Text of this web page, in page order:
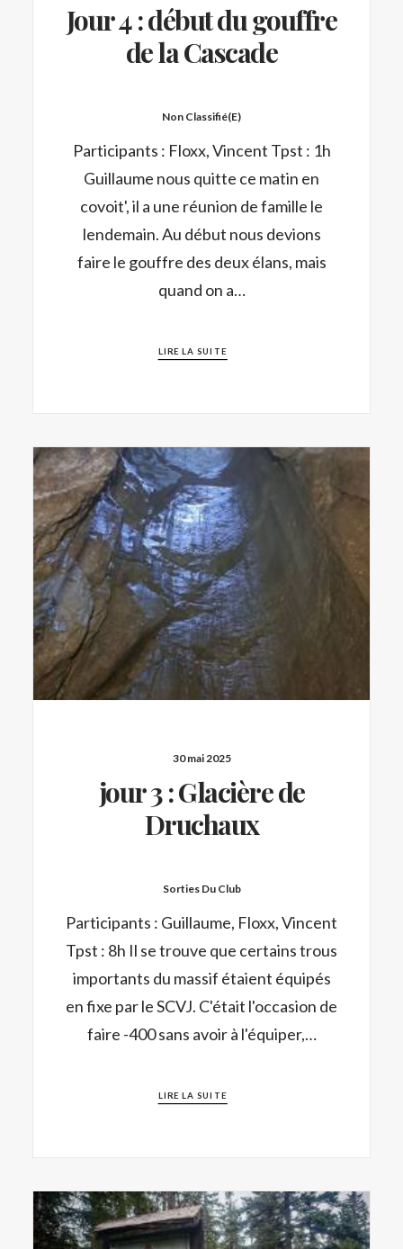
Jour 4 : début du gouffre
de la Cascade
Non Classifié(e)
Participants : Floxx, Vincent Tpst : 1h
Guillaume nous quitte ce matin en
covoit', il a une réunion de famille le
lendemain. Au début nous devions
faire le gouffre des deux élans, mais
quand on a…
LIRE LA SUITE
30 mai 2025
jour 3 : Glacière de
Druchaux
Sorties Du Club
Participants : Guillaume, Floxx, Vincent
Tpst : 8h Il se trouve que certains trous
importants du massif étaient équipés
en fixe par le SCVJ. C'était l'occasion de
faire -400 sans avoir à l'équiper,…
LIRE LA SUITE